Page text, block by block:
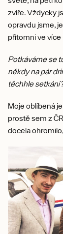
zvíře. Vždycky
opravdu jsme,
přítomni ve
Potkáváme se
někdy na pár
těchhle
Moje oblíbená
prostě sem z
docela